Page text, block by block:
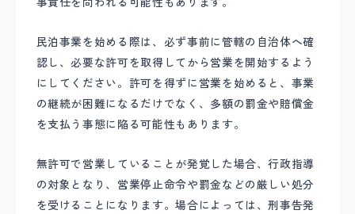
民泊事業を始める際は、必ず事前に管轄の自治体へ確
認し、必要な許可を取得してから営業を開始するよう
にしてください。許可を得ずに営業を始めると、事業
の継続が困難になるだけでなく、多額の罰金や賠償金
を支払う事態に陥る可能性もあります。
無許可で営業していることが発覚した場合、行政指導
の対象となり、営業停止命令や罰金などの厳しい処分
を受けることになります。場合によっては、刑事告発